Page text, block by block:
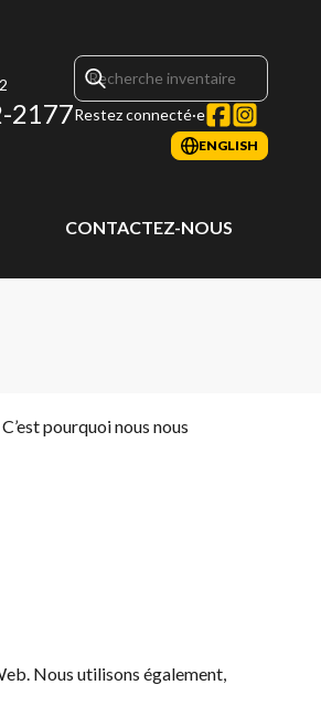
2177Restez connecté·e
ENGLISH
CONTACTEZ-NOUS
pourquoi nous nous
Nous utilisons également,